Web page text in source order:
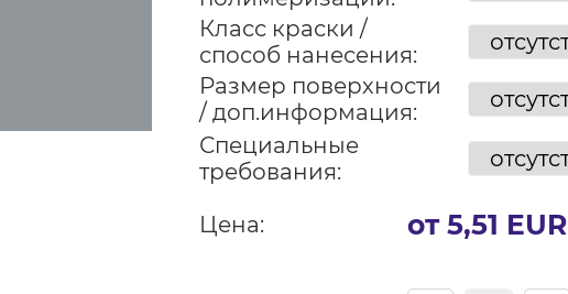
Класс краски /
способ нанесения:
Размер поверхности
/ доп.информация:
Специальные
требования:
Цена:
от 5,51 EUR